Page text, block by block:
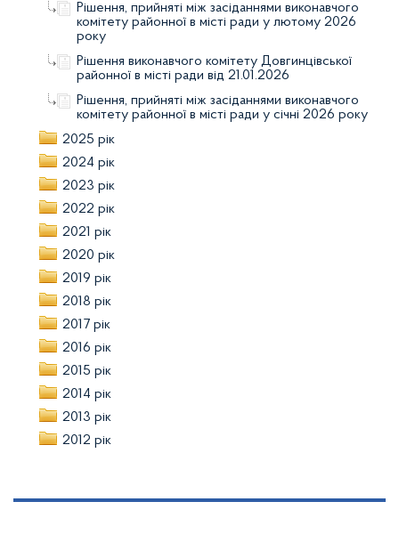
Рішення, прийняті між засіданнями виконавчого
комітету районної в місті ради у лютому 2026
року
Рішення виконавчого комітету Довгинцівської
районної в місті ради від 21.01.2026
Рішення, прийняті між засіданнями виконавчого
комітету районної в місті ради у січні 2026 року
2025 рік
2024 рік
2023 рік
2022 рік
2021 рік
2020 рік
2019 рік
2018 рік
2017 рік
2016 рік
2015 рік
2014 рік
2013 рік
2012 рік